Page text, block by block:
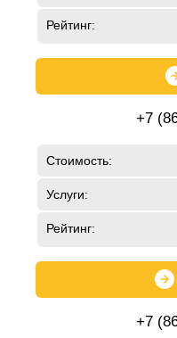
Рейтинг:
+7
Стоимость:
Услуги:
Рейтинг:
+7